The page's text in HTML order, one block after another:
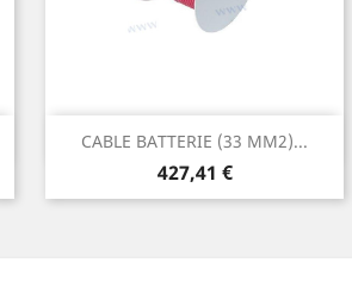
CABLE BATTERIE (33 MM2)...
Prix
427,41 €
Aperçu rapide